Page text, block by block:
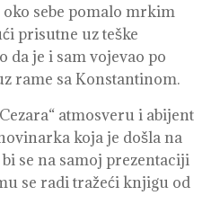
oko sebe pomalo mrkim
prisutne uz teške
da je i sam vojevao po
rame sa Konstantinom.
atmosveru i abijent
koja je došla na
se na samoj prezentaciji
se radi tražeći knjigu od